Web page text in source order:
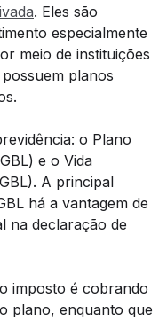
. Eles são
especialmente
meio de instituições
planos
o Plano
e o Vida
A principal
há a vantagem de
na declaração de
imposto é cobrando
plano, enquanto que